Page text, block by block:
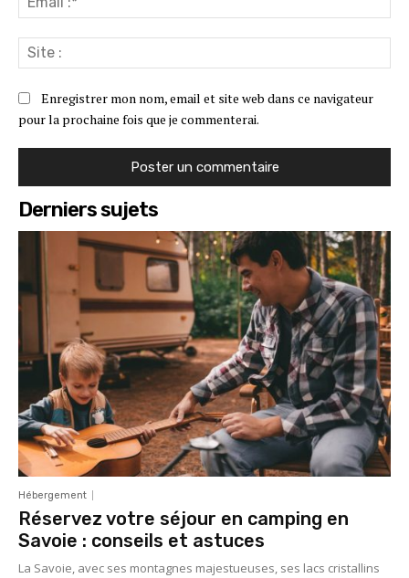
:*
:
Enregistrer mon nom, email et site web dans ce navigateur
pour la prochaine fois que je commenterai.
Derniers sujets
Hébergement
Réservez votre séjour en camping en
Savoie : conseils et astuces
La Savoie, avec ses montagnes majestueuses, ses lacs cristallins